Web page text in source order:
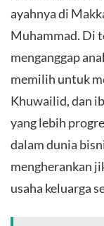
ayahnya di
Muhammad. Di
menganggap
memilih untuk
Khuwailid, dan
yang lebih
dalam dunia
mengherankan
usaha keluarga